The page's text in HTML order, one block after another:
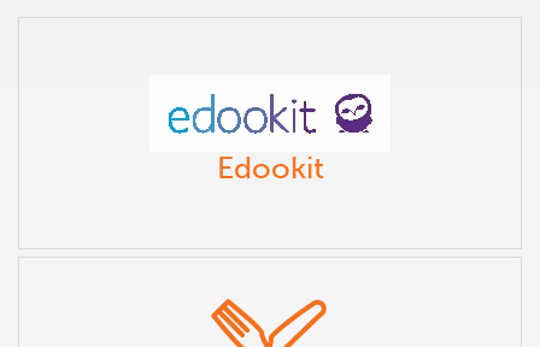
Edookit